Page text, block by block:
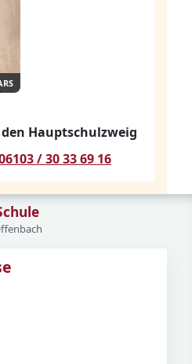
Hauptschulzweig
/ 30 33 69 16